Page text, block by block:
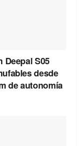
Deepal S05
desde
de autonomía